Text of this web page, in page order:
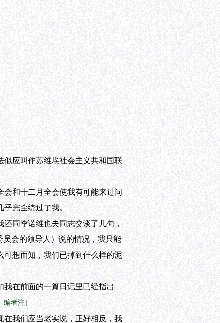
应叫作苏维埃社会主义共和国联
和十二月全会使我有可能来过问
完全绕过了我。
同季诺维也夫同志交谈了几句，
会的领导人）说的情况，我只能
想而知，我们已掉到什么样的泥
在前面的一篇日记里已经指出
者注］
我们应当老实说，正好相反，我